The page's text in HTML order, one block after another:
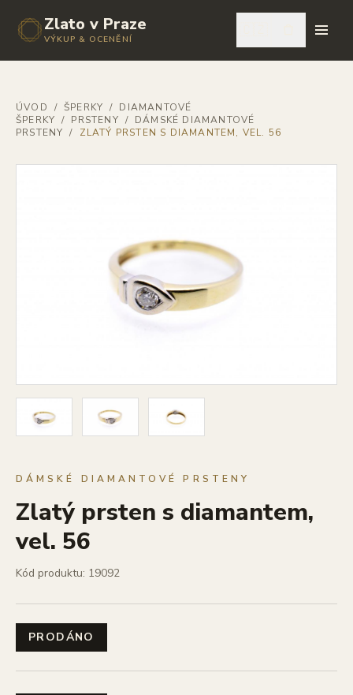
Zlato v Praze
VÝKUP & OCENĚNÍ
ÚVOD / ŠPERKY / DIAMANTOVÉ
ŠPERKY / PRSTENY / DÁMSKÉ DIAMANTOVÉ
PRSTENY / ZLATÝ PRSTEN S DIAMANTEM, VEL. 56
DÁMSKÉ DIAMANTOVÉ PRSTENY
Zlatý prsten s diamantem,
vel. 56
Kód produktu: 19092
PRODÁNO